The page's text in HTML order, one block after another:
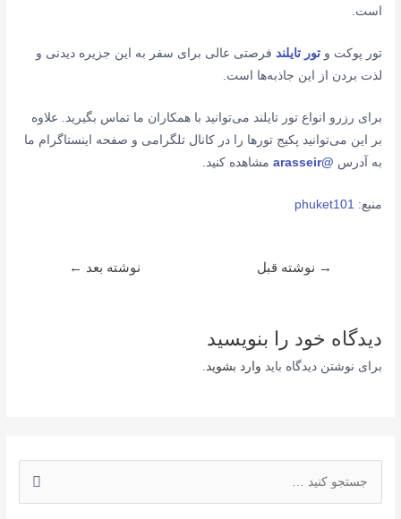
است.
تور پوکت وتور تایلند فرصتی عالی برای سفر به این جزیره دیدنی و
لذت بردن از این جاذبه‌ها است.
برای رزرو انواع تور تایلند می‌توانید با همکاران ما تماس بگیرید. علاوه
بر این می‌توانید پکیج تورها را در کانال تلگرامی و صفحه اینستاگرام ما
به آدرس @arasseir مشاهده کنید.
منبع: phuket101
→ نوشته قبل نوشته بعد ←
دیدگاه‌ خود را بنویسید
برای نوشتن دیدگاه باید وارد بشوید